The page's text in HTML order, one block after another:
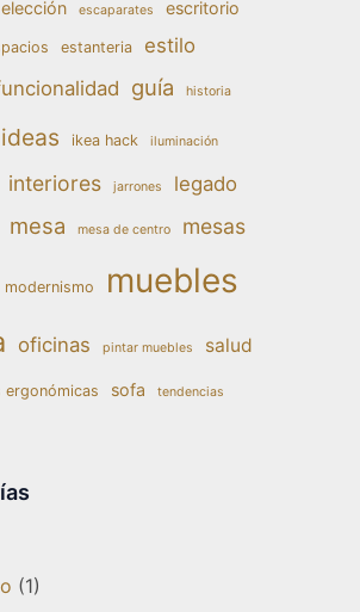
elección escaparates escritorio
estanteria estilo
guía historia
ideas ikea hack iluminación
interiores jarrones legado
mesa mesa de centro mesas
modernismo muebles
oficinas pintar muebles salud
ergonómicas sofa tendencias
(1)